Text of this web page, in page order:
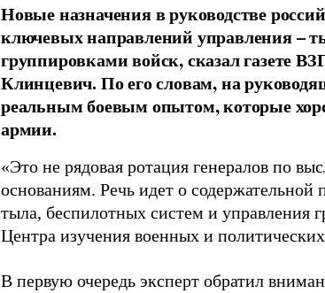
Новые назначения в руководстве
ключевых направлений управления –
группировками войск, сказал газете
Клинцевич. По его словам, на
реальным боевым опытом, которые
армии.
«Это не рядовая ротация генералов по
основаниям. Речь идет о содержательной
тыла, беспилотных систем и управления
Центра изучения военных и
В первую очередь эксперт обратил